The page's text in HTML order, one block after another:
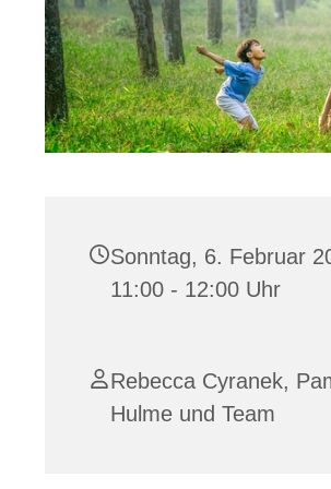
Sonntag, 6. Februar
11:00 - 12:00 Uhr
Rebecca Cyranek,
Hulme und Team